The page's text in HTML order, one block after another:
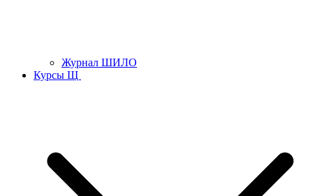
Журнал ШИЛО
Курсы Щ